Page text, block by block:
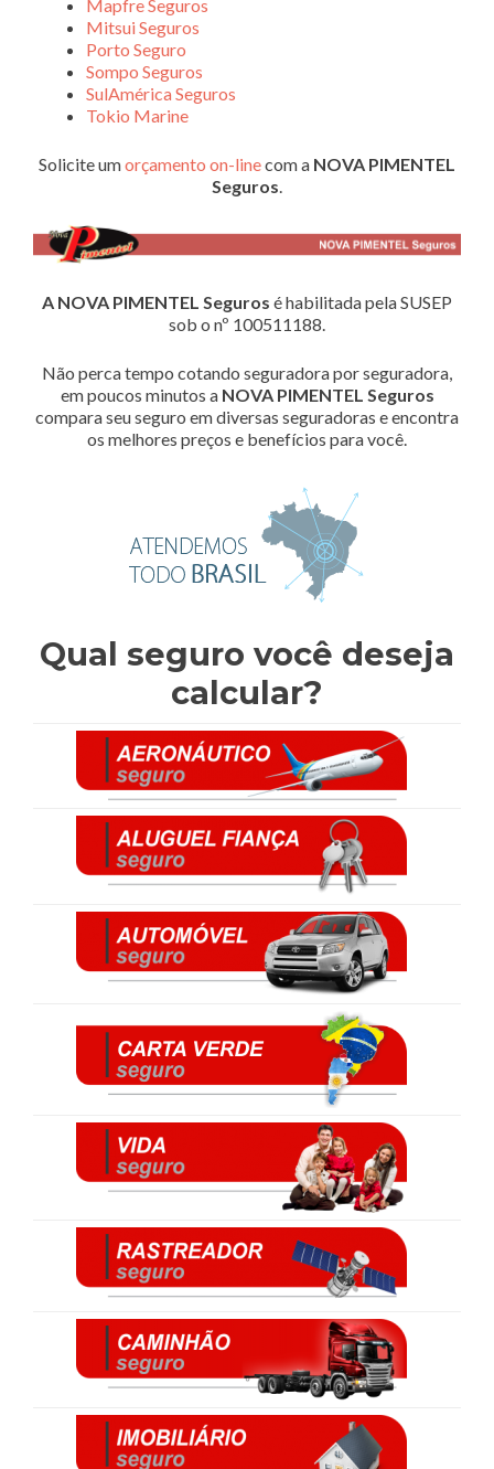
Mapfre Seguros
Mitsui Seguros
Porto Seguro
Sompo Seguros
SulAmérica Seguros
Tokio Marine
Solicite umorçamento on-linecom a NOVA PIMENTEL
Seguros.
A NOVA PIMENTEL Seguros é habilitada pela SUSEP
sob o nº 100511188.
Não perca tempo cotando seguradora por seguradora,
em poucos minutos a NOVA PIMENTEL Seguros
compara seu seguro em diversas seguradoras e encontra
os melhores preços e benefícios para você.
Qual seguro você deseja
calcular?